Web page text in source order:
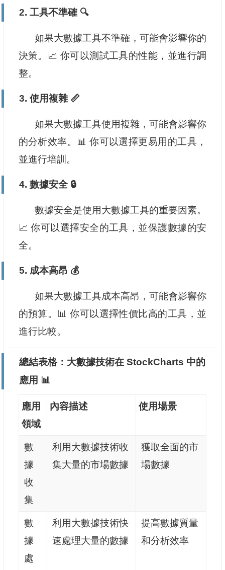
2. 工具不準確 🔍
如果大數據工具不準確，可能會影響你的
決策。📈 你可以測試工具的性能，並進行調
整。
3. 使用複雜 📏
如果大數據工具使用複雜，可能會影響你
的分析效率。📊 你可以選擇更易用的工具，
並進行培訓。
4. 數據安全 🔒
數據安全是使用大數據工具的重要因素。
📈 你可以選擇安全的工具，並保護數據的安
全。
5. 成本高昂 💰
如果大數據工具成本高昂，可能會影響你
的預算。📊 你可以選擇性價比高的工具，並
進行比較。
總結表格：大數據技術在 StockCharts 中的
應用 📊
應用
領域
內容描述 使用場景
數
據
收
集
利用大數據技術收
集大量的市場數據
獲取全面的市
場數據
數
據
處
利用大數據技術快
速處理大量的數據
提高數據質量
和分析效率